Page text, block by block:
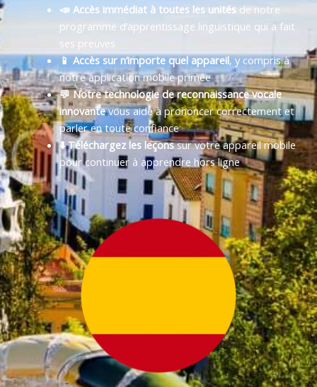
📣 Accès immédiat à toutes les unitésde notre
programme d’apprentissage linguistique qui a fait
ses preuves
📱 Accès sur n’importe quel appareil, y compris à
notre application mobile primée
💬 Notre technologie de reconnaissance vocale
innovantevous aide à prononcer correctement et
parler en toute confiance
⬇️ Téléchargez les leçonssur votre appareil mobile
pour continuer à apprendre hors ligne